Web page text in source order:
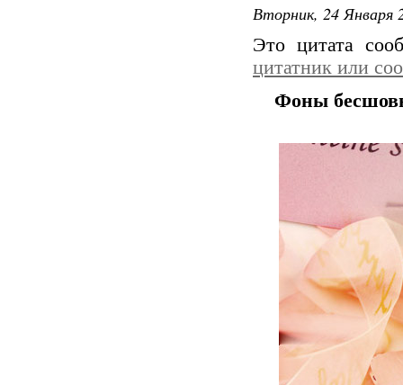
Вторник, 24 Января
Это цитата
цитатник или
Фоны